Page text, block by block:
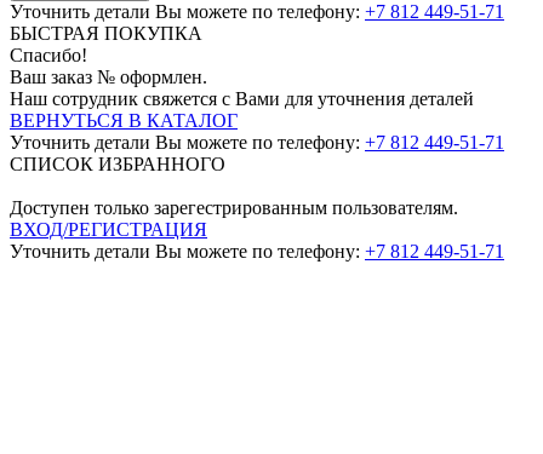
Уточнить детали Вы можете по телефону: +7 812 449-51-71
БЫСТРАЯ ПОКУПКА
Спасибо!
Ваш заказ № оформлен.
Наш сотрудник свяжется с Вами для уточнения деталей
ВЕРНУТЬСЯ В КАТАЛОГ
Уточнить детали Вы можете по телефону: +7 812 449-51-71
СПИСОК ИЗБРАННОГО
Доступен только зарегестрированным пользователям.
ВХОД/РЕГИСТРАЦИЯ
Уточнить детали Вы можете по телефону: +7 812 449-51-71